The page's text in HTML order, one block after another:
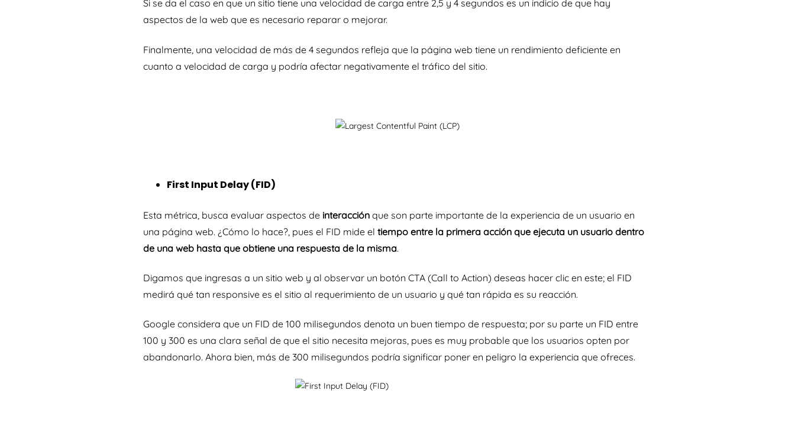
Si se da el caso en que un sitio tiene una velocidad de carga entre 2,5 y 4 segundos es un indicio de que hay
aspectos de la web que es necesario reparar o mejorar.
Finalmente, una velocidad de más de 4 segundos refleja que la página web tiene un rendimiento deficiente en
cuanto a velocidad de carga y podría afectar negativamente el tráfico del sitio.
First Input Delay (FID)
Esta métrica, busca evaluar aspectos de interacción que son parte importante de la experiencia de un usuario en
una página web. ¿Cómo lo hace?, pues el FID mide el tiempo entre la primera acción que ejecuta un usuario dentro
de una web hasta que obtiene una respuesta de la misma.
Digamos que ingresas a un sitio web y al observar un botón CTA (Call to Action) deseas hacer clic en este; el FID
medirá qué tan responsive es el sitio al requerimiento de un usuario y qué tan rápida es su reacción.
Google considera que un FID de 100 milisegundos denota un buen tiempo de respuesta; por su parte un FID entre
100 y 300 es una clara señal de que el sitio necesita mejoras, pues es muy probable que los usuarios opten por
abandonarlo. Ahora bien, más de 300 milisegundos podría significar poner en peligro la experiencia que ofreces.